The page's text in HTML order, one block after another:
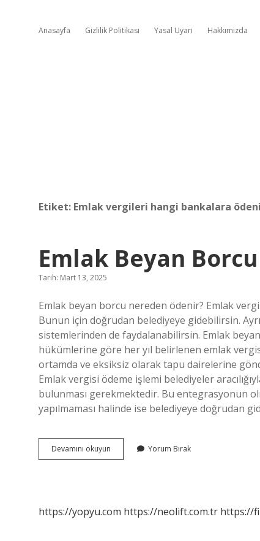
Anasayfa Gizlilik Politikası Yasal Uyarı Hakkımızda
Etiket: Emlak vergileri hangi bankalara
Emlak Beyan
Tarih: Mart 13, 2025
Emlak beyan borcu nereden ödenir? Emlak
Bunun için doğrudan belediyeye gidebilirsin.
sistemlerinden de faydalanabilirsin. Emlak
hükümlerine göre her yıl belirlenen emlak
ortamda ve eksiksiz olarak tapu dairelerine
Emlak vergisi ödeme işlemi belediyeler
bulunması gerekmektedir. Bu entegrasyonun
yapılmaması halinde ise belediyeye doğrudan
Devamını okuyun
Beyan
Yorum Bırak
https://yopyu.com https://neolift.com.tr https://